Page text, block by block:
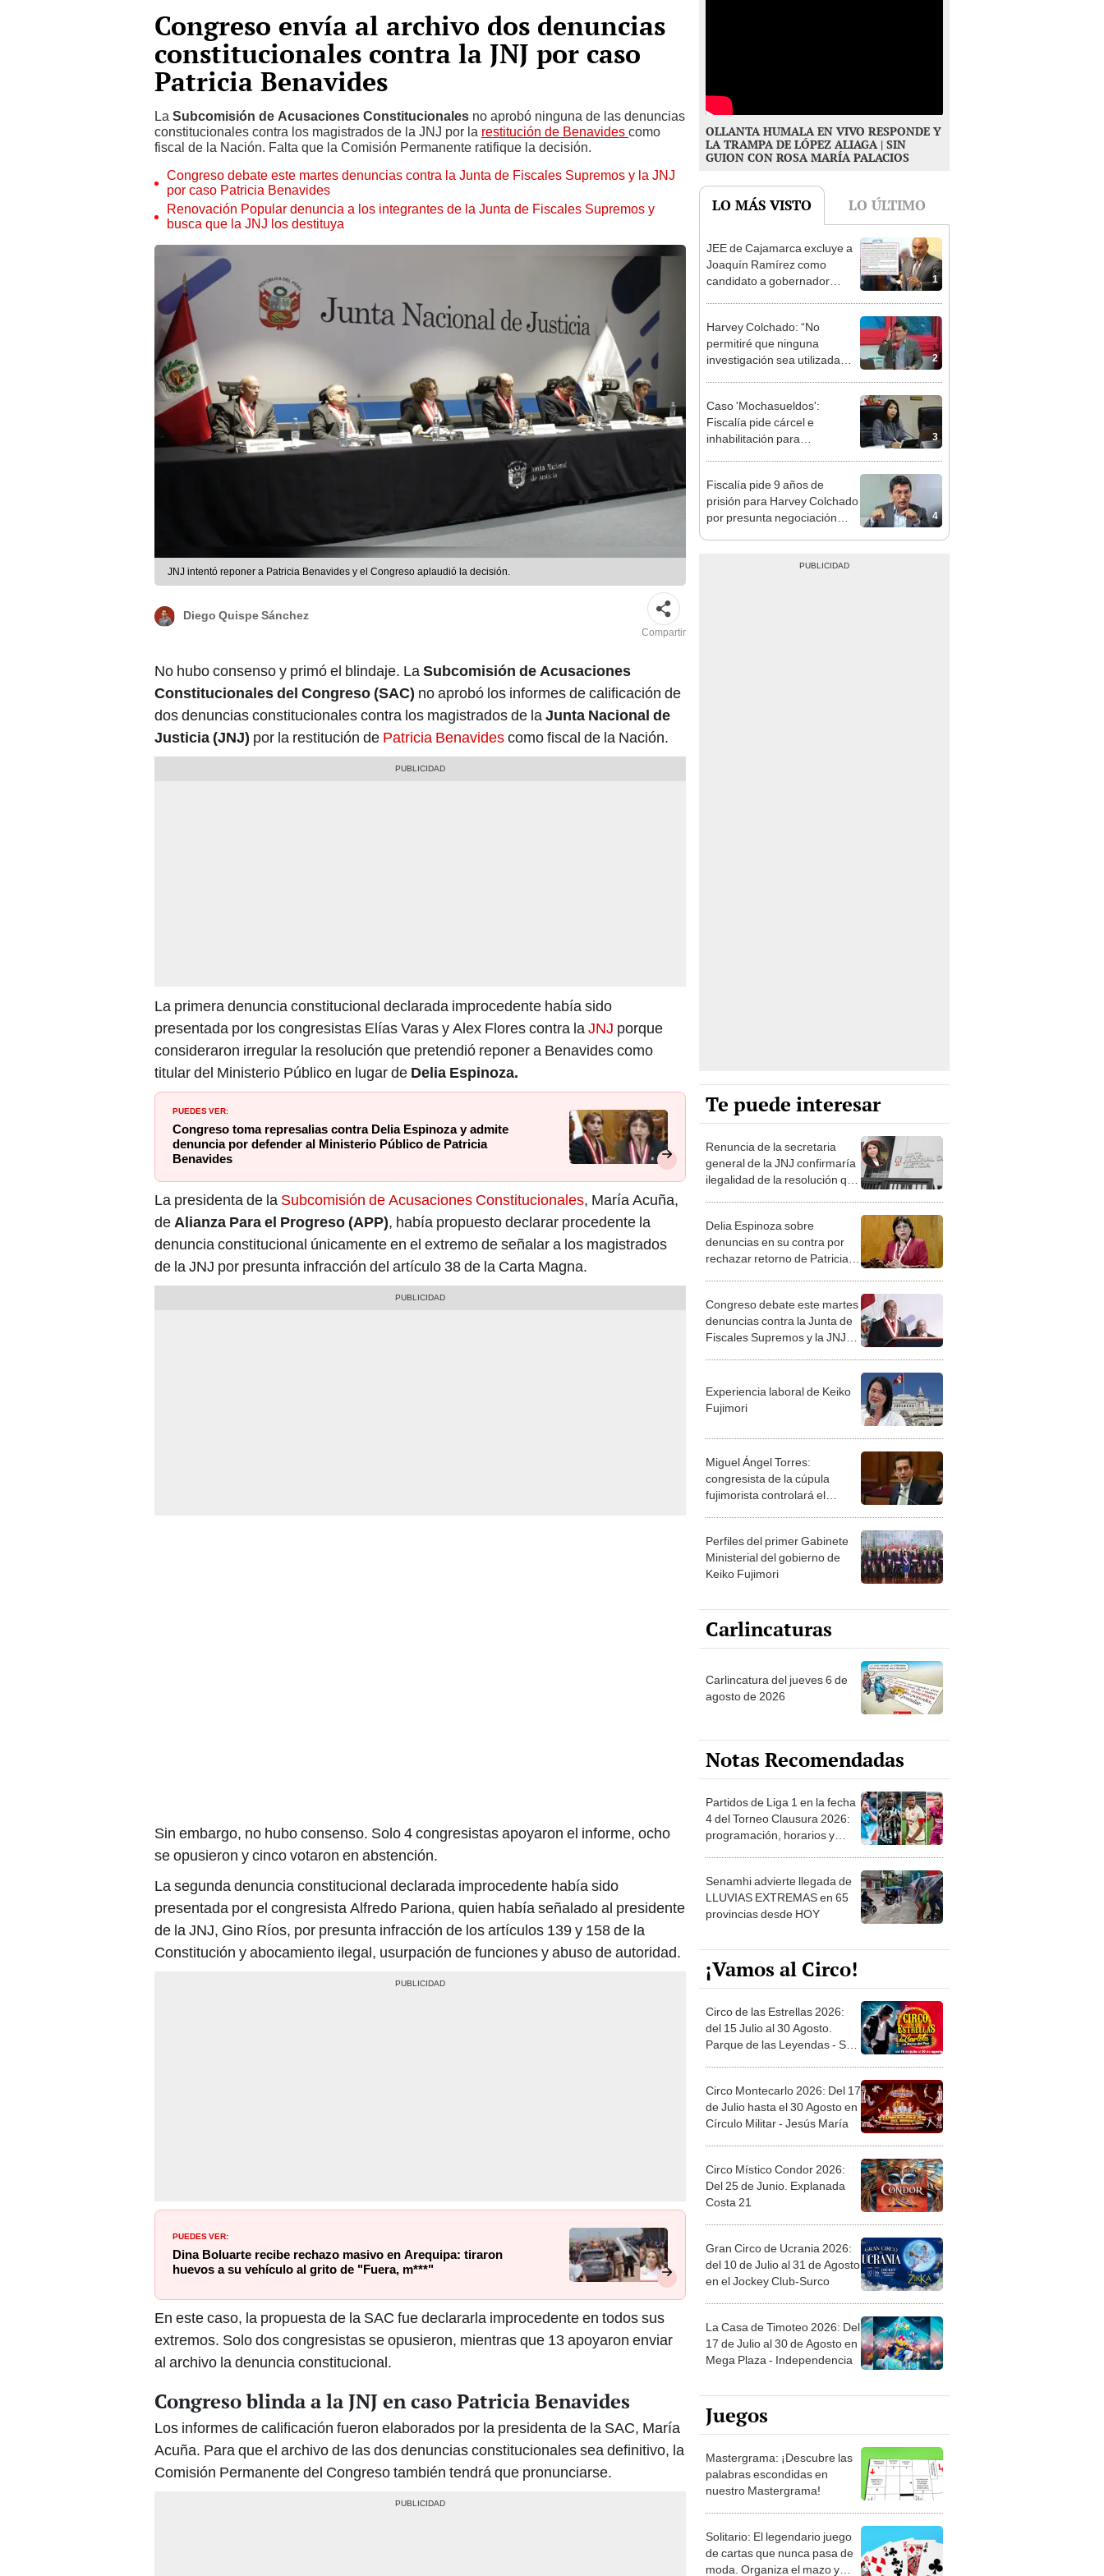
Congreso envía al archivo dos denuncias
constitucionales contra la JNJ por caso
Patricia Benavides
La Subcomisión de Acusaciones Constitucionales no aprobó ninguna de las denuncias
constitucionales contra los magistrados de la JNJ por la restitución de Benavides como
fiscal de la Nación. Falta que la Comisión Permanente ratifique la decisión.
Congreso debate este martes denuncias contra la Junta de Fiscales Supremos y la JNJ
por caso Patricia Benavides
Renovación Popular denuncia a los integrantes de la Junta de Fiscales Supremos y
busca que la JNJ los destituya
JNJ intentó reponer a Patricia Benavides y el Congreso aplaudió la decisión.
Diego Quispe Sánchez
Compartir
No hubo consenso y primó el blindaje. LaSubcomisión de Acusaciones
Constitucionales del Congreso (SAC) no aprobó los informes de calificación de
dos denuncias constitucionales contra los magistrados de laJunta Nacional de
Justicia (JNJ) por la restitución de Patricia Benavidescomo fiscal de la Nación.
La primera denuncia constitucional declarada improcedente había sido
presentada por los congresistas Elías Varas y Alex Flores contra laJNJ porque
consideraron irregular la resolución que pretendió reponer a Benavides como
titular del Ministerio Público en lugar de Delia Espinoza.
PUEDES VER:
Congreso toma represalias contra Delia Espinoza y admite
denuncia por defender al Ministerio Público de Patricia
Benavides
La presidenta de la Subcomisión de Acusaciones Constitucionales, María Acuña,
deAlianza Para el Progreso (APP), había propuesto declarar procedente la
denuncia constitucional únicamente en el extremo de señalar a los magistrados
de la JNJ por presunta infracción del artículo 38 de la Carta Magna.
Sin embargo, no hubo consenso. Solo 4 congresistas apoyaron el informe, ocho
se opusieron y cinco votaron en abstención.
La segunda denuncia constitucional declarada improcedente había sido
presentada por el congresista Alfredo Pariona, quien había señalado al presidente
de la JNJ, Gino Ríos, por presunta infracción de los artículos 139 y 158 de la
Constitución y abocamiento ilegal, usurpación de funciones y abuso de autoridad.
PUEDES VER:
Dina Boluarte recibe rechazo masivo en Arequipa: tiraron
huevos a su vehículo al grito de "Fuera, m***"
En este caso, la propuesta de la SAC fue declararla improcedente en todos sus
extremos. Solo dos congresistas se opusieron, mientras que 13 apoyaron enviar
al archivo la denuncia constitucional.
Congreso blinda a la JNJ en caso Patricia Benavides
Los informes de calificación fueron elaborados por la presidenta de la SAC, María
Acuña. Para que el archivo de las dos denuncias constitucionales sea definitivo, la
Comisión Permanente del Congreso también tendrá que pronunciarse.
OLLANTA HUMALA EN VIVO RESPONDE Y
LA TRAMPA DE LÓPEZ ALIAGA | SIN
GUION CON ROSA MARÍA PALACIOS
LO MÁS VISTO LO ÚLTIMO
1
JEE de Cajamarca excluye a
Joaquín Ramírez como
candidato a gobernador
2
Harvey Colchado: “No
permitiré que ninguna
investigación sea utilizada
3
Caso 'Mochasueldos':
Fiscalía pide cárcel e
inhabilitación para
4
Fiscalía pide 9 años de
prisión para Harvey Colchado
por presunta negociación
Te puede interesar
Renuncia de la secretaria
general de la JNJ confirmaría
ilegalidad de la resolución que
Delia Espinoza sobre
denuncias en su contra por
rechazar retorno de Patricia
desobediencia”
Congreso debate este martes
denuncias contra la Junta de
Fiscales Supremos y la JNJ
Experiencia laboral de Keiko
Fujimori
Miguel Ángel Torres:
congresista de la cúpula
fujimorista controlará el
Perfiles del primer Gabinete
Ministerial del gobierno de
Keiko Fujimori
Carlincaturas
Carlincatura del jueves 6 de
agosto de 2026
Notas Recomendadas
Partidos de Liga 1 en la fecha
4 del Torneo Clausura 2026:
programación, horarios y
Senamhi advierte llegada de
LLUVIAS EXTREMAS en 65
provincias desde HOY
¡Vamos al Circo!
Circo de las Estrellas 2026:
del 15 Julio al 30 Agosto.
Parque de las Leyendas - San
Circo Montecarlo 2026: Del 17
de Julio hasta el 30 Agosto en
Círculo Militar - Jesús María
Circo Místico Condor 2026:
Del 25 de Junio. Explanada
Costa 21
Gran Circo de Ucrania 2026:
del 10 de Julio al 31 de Agosto
en el Jockey Club-Surco
La Casa de Timoteo 2026: Del
17 de Julio al 30 de Agosto en
Mega Plaza - Independencia
Juegos
Mastergrama: ¡Descubre las
palabras escondidas en
nuestro Mastergrama!
Solitario: El legendario juego
de cartas que nunca pasa de
moda. Organiza el mazo y